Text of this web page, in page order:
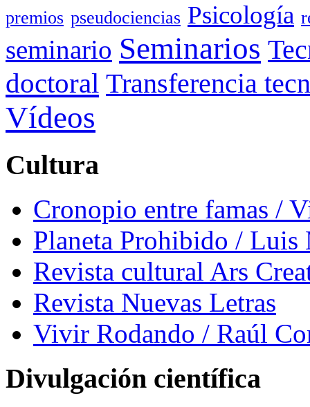
premios pseudociencias Psicología
seminario Seminarios
doctoral Transferencia
Vídeos
Cultura
Cronopio entre famas /
Planeta Prohibido /
Revista cultural Ars
Revista Nuevas Letras
Vivir Rodando / Raúl
Divulgación científica